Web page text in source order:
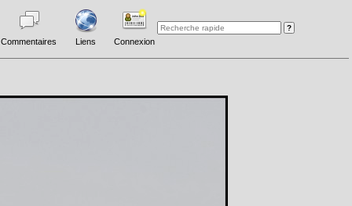
Commentaires Liens Connexion